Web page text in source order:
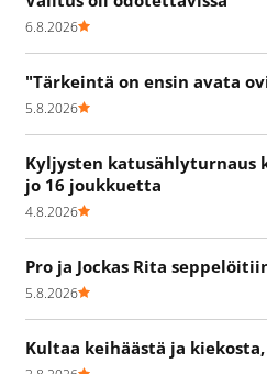
6.8.2026
"Tärkeintä on ensin avata
5.8.2026
Kyljysten katusählyturnaus
jo 16 joukkuetta
4.8.2026
Pro ja Jockas Rita
5.8.2026
Kultaa keihäästä ja